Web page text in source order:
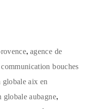
,agence de
communication bouches
globale aix en
globale aubagne,